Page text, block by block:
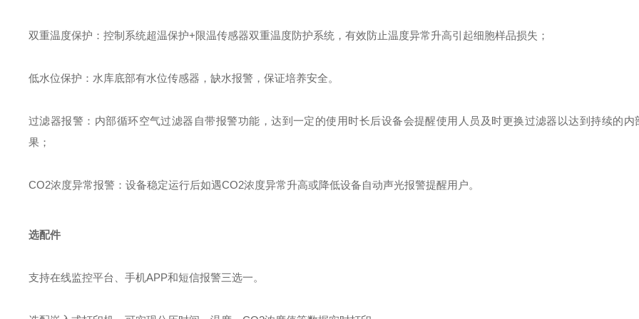
双重温度保护：控制系统超温保护+限温传感器双重温度防护系统，有效防止温度异常升高引起细胞样品损失；
低水位保护：水库底部有水位传感器，缺水报警，保证培养安全。
过滤器报警：内部循环空气过滤器自带报警功能，达到一定的使用时长后设备会提醒使用人员及时更换过滤器以达到持续的内
果；
CO2浓度异常报警：设备稳定运行后如遇CO2浓度异常升高或降低设备自动声光报警提醒用户。
选配件
支持在线监控平台、手机APP和短信报警三选一。